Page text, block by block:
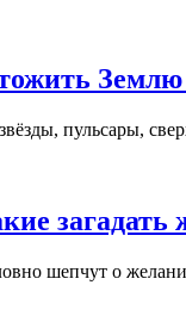
пульсары,
загадать
шепчут о